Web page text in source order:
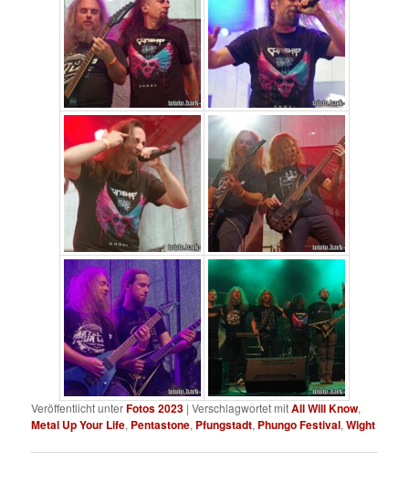
Veröffentlicht unterFotos 2023 |Verschlagwortet mitAll Will Know,
Metal Up Your Life, Pentastone, Pfungstadt, Phungo Festival,Wight